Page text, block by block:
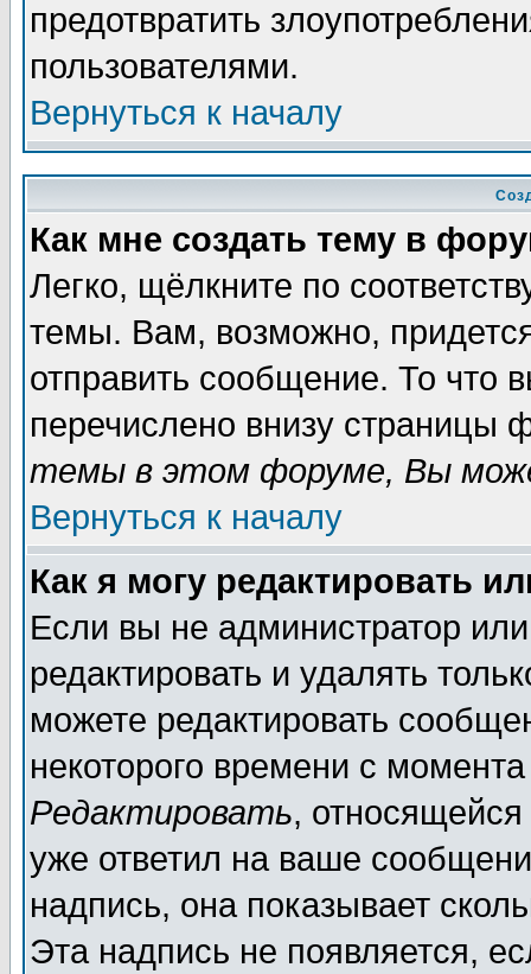
предотвратить
пользователями.
Вернуться к началу
Как мне создать тему в
Легко, щёлкните по
темы. Вам, возможно,
отправить сообщение. То что
перечислено внизу страницы
темы в этом форуме, Вы
Вернуться к началу
Как я могу редактировать
Если вы не администратор
редактировать и удалять
можете редактировать
некоторого времени с
Редактировать,
уже ответил на ваше
надпись, она показывает
Эта надпись не появляется,